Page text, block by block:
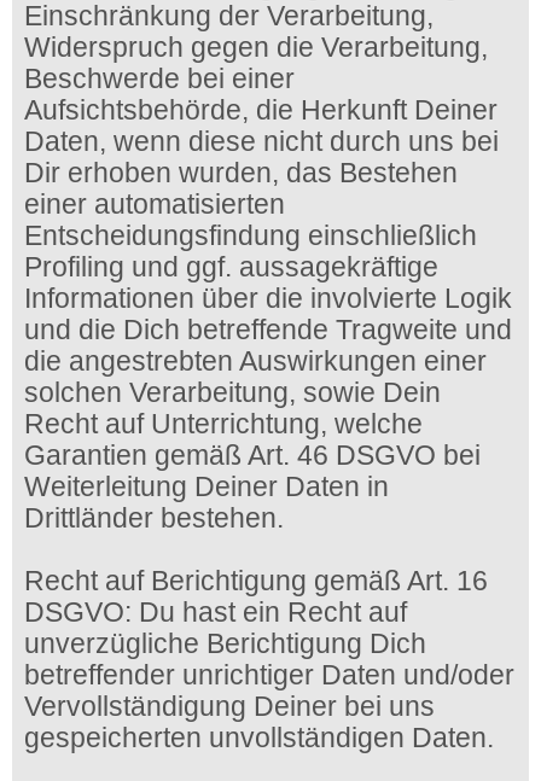
Einschränkung der Verarbeitung,
Widerspruch gegen die Verarbeitung,
Beschwerde bei einer
Aufsichtsbehörde, die Herkunft Deiner
Daten, wenn diese nicht durch uns bei
Dir erhoben wurden, das Bestehen
einer automatisierten
Entscheidungsfindung einschließlich
Profiling und ggf. aussagekräftige
Informationen über die involvierte Logik
und die Dich betreffende Tragweite und
die angestrebten Auswirkungen einer
solchen Verarbeitung, sowie Dein
Recht auf Unterrichtung, welche
Garantien gemäß Art. 46 DSGVO bei
Weiterleitung Deiner Daten in
Drittländer bestehen.
Recht auf Berichtigung gemäß Art. 16
DSGVO: Du hast ein Recht auf
unverzügliche Berichtigung Dich
betreffender unrichtiger Daten und/oder
Vervollständigung Deiner bei uns
gespeicherten unvollständigen Daten.